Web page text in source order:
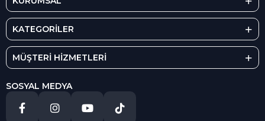
KATEGORİLER
MÜŞTERİ HİZMETLERİ
SOSYAL MEDYA